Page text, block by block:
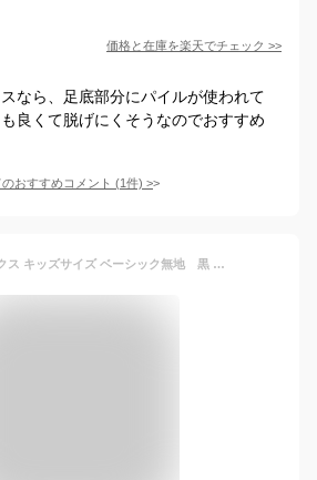
価格と在庫を楽天でチェック >>
なら、足底部分にパイルが使われて
良くて脱げにくそうなのでおすすめ
おすすめコメント (1件) >
日本製 足袋ソックス キッズサイズ ベーシック無地 黒 白 紺 グレー 2サイズに増えました[13-18cm／19-24cm]クルー丈靴下 キッズ靴下【RCP】（26G）